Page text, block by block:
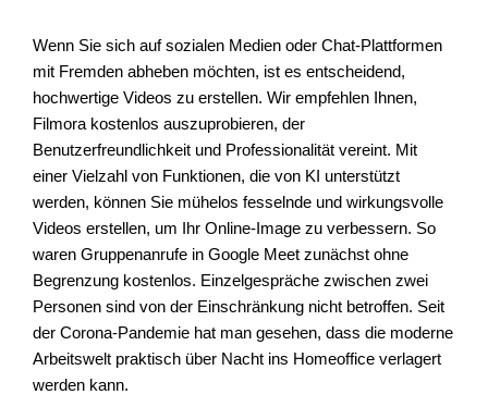
Wenn Sie sich auf sozialen Medien oder Chat-Plattformen
mit Fremden abheben möchten, ist es entscheidend,
hochwertige Videos zu erstellen. Wir empfehlen Ihnen,
Filmora kostenlos auszuprobieren, der
Benutzerfreundlichkeit und Professionalität vereint. Mit
einer Vielzahl von Funktionen, die von KI unterstützt
werden, können Sie mühelos fesselnde und wirkungsvolle
Videos erstellen, um Ihr Online-Image zu verbessern. So
waren Gruppenanrufe in Google Meet zunächst ohne
Begrenzung kostenlos. Einzelgespräche zwischen zwei
Personen sind von der Einschränkung nicht betroffen. Seit
der Corona-Pandemie hat man gesehen, dass die moderne
Arbeitswelt praktisch über Nacht ins Homeoffice verlagert
werden kann.